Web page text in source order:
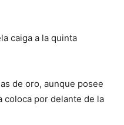
caiga a la quinta
de oro, aunque posee
coloca por delante de la